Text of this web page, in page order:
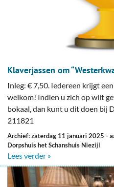
Klaverjassen om
Inleg: € 7,50. Iedereen krijgt
welkom! Indien u zich op wilt
bokaal, dan kunt u dit doen bij
211821
Archief: zaterdag 11 januari 2025 -
Dorpshuis het Schanshuis Niezijl
Lees verder »